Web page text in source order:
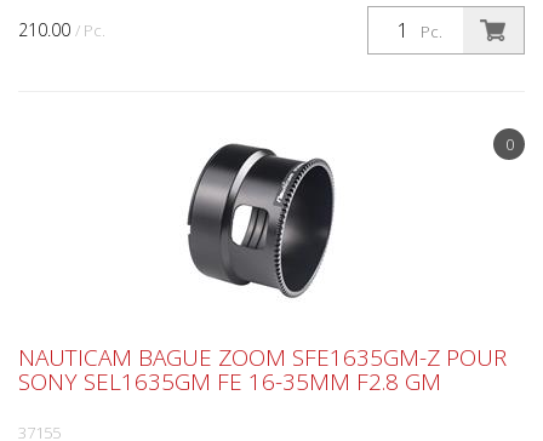
210.00 / Pc. Pc.
0
NAUTICAM BAGUE ZOOM SFE1635GM-Z POUR
SONY SEL1635GM FE 16-35MM F2.8 GM
37155